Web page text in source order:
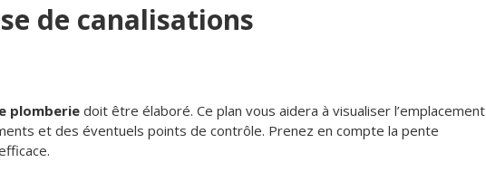
de canalisations
plomberie doit être élaboré. Ce plan vous aidera à visualiser l’emplacement
et des éventuels points de contrôle. Prenez en compte la pente